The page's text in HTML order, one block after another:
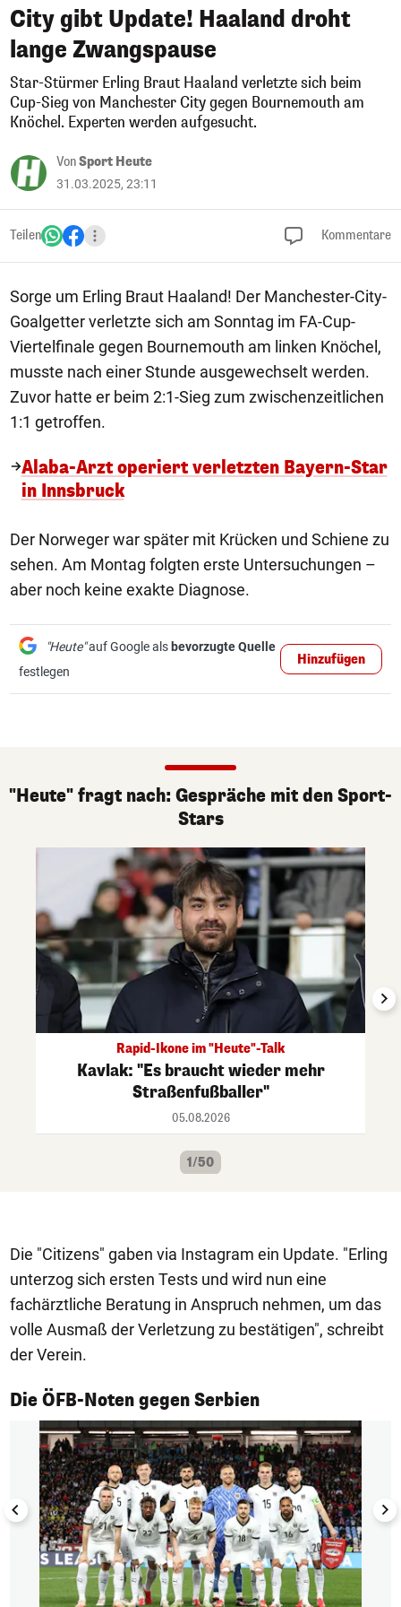
City gibt Update! Haaland droht
lange Zwangspause
Star-Stürmer Erling Braut Haaland verletzte sich beim
Cup-Sieg von Manchester City gegen Bournemouth am
Knöchel. Experten werden aufgesucht.
VonSport Heute
31.03.2025, 23:11
Teilen Kommentare
Sorge um Erling Braut Haaland! Der Manchester-City-
Goalgetter verletzte sich am Sonntag im FA-Cup-
Viertelfinale gegen Bournemouth am linken Knöchel,
musste nach einer Stunde ausgewechselt werden.
Zuvor hatte er beim 2:1-Sieg zum zwischenzeitlichen
1:1 getroffen.
Alaba-Arzt operiert verletzten Bayern-Star
in Innsbruck
Der Norweger war später mit Krücken und Schiene zu
sehen. Am Montag folgten erste Untersuchungen –
aber noch keine exakte Diagnose.
"Heute"auf Google als bevorzugte Quelle
festlegen
Hinzufügen
"Heute" fragt nach: Gespräche mit den Sport-
Stars
Rapid-Ikone im "Heute"-Talk
Kavlak: "Es braucht wieder mehr
Straßenfußballer"
05.08.2026
1/50
Die "Citizens" gaben via Instagram ein Update. "Erling
unterzog sich ersten Tests und wird nun eine
fachärztliche Beratung in Anspruch nehmen, um das
volle Ausmaß der Verletzung zu bestätigen", schreibt
der Verein.
Die ÖFB-Noten gegen Serbien
1/14